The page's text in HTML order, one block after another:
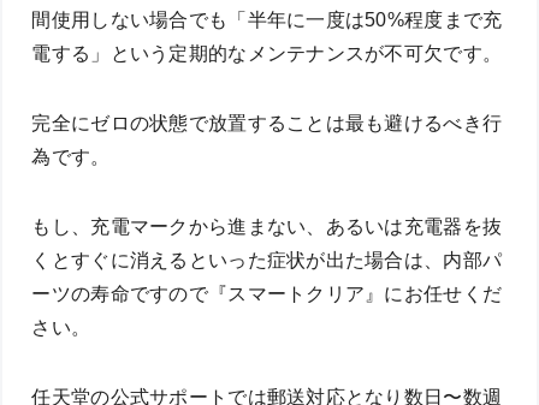
間使用しない場合でも「半年に一度は50%程度まで充
電する」という定期的なメンテナンスが不可欠です。
完全にゼロの状態で放置することは最も避けるべき行
為です。
もし、充電マークから進まない、あるいは充電器を抜
くとすぐに消えるといった症状が出た場合は、内部パ
ーツの寿命ですので『スマートクリア』にお任せくだ
さい。
任天堂の公式サポートでは郵送対応となり数日〜数週